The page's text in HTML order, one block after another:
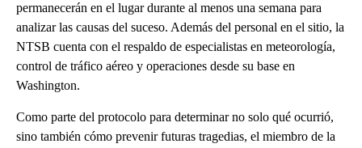
permanecerán en el lugar durante al menos una semana para
analizar las causas del suceso. Además del personal en el sitio, la
NTSB cuenta con el respaldo de especialistas en meteorología,
control de tráfico aéreo y operaciones desde su base en
Washington.
Como parte del protocolo para determinar no solo qué ocurrió,
sino también cómo prevenir futuras tragedias, el miembro de la